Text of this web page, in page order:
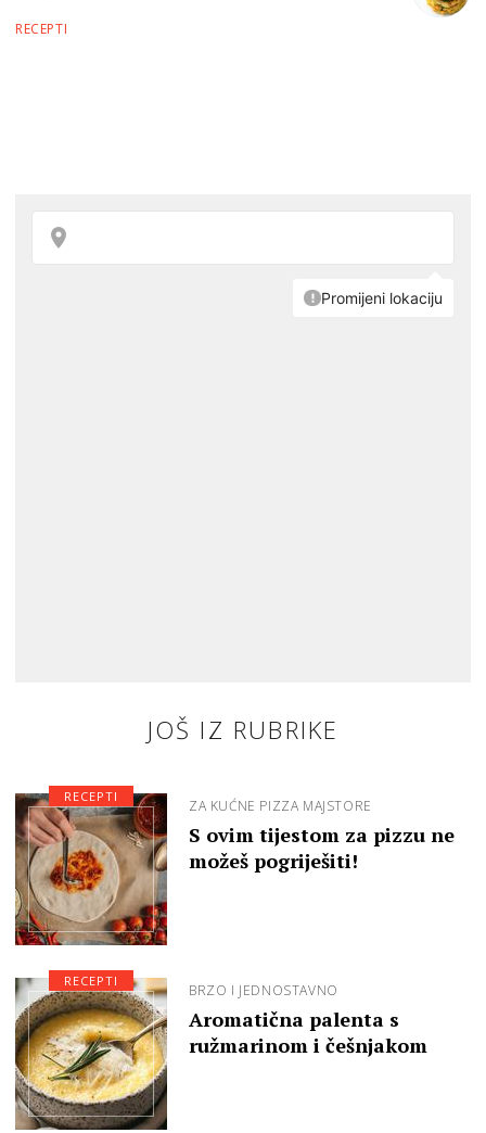
RECEPTI
JOŠ IZ RUBRIKE
ZA KUĆNE PIZZA MAJSTORE
S ovim tijestom za pizzu ne
možeš pogriješiti!
RECEPTI
BRZO I JEDNOSTAVNO
Aromatična palenta s
ružmarinom i češnjakom
RECEPTI